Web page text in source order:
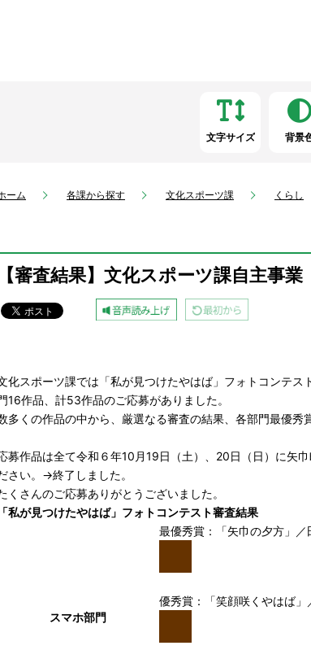
文字サイズ 背景
ーム 各課から探す 文化スポーツ課 くらし
【審査結果】文化スポーツ課自主事
化スポーツ課では「私が見つけたやはば」フォトコンテ
16作品、計53作品のご応募がありました。
多くの作品の中から、厳選なる審査の結果、各部門最優秀
募作品は全て令和６年10月19日（土）、20日（日）に矢
さい。→終了しました。
くさんのご応募ありがとうございました。
「私が見つけたやはば」フォトコンテスト審査結果
スマホ部門
最優秀賞：「矢巾の夕方」
優秀賞：「笑顔咲くやはば